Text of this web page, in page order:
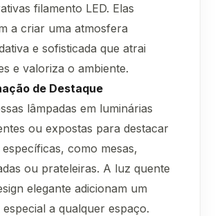
filamento LED. Elas
a criar uma atmosfera
e sofisticada que atrai
e valoriza o ambiente.
de Destaque
lâmpadas em luminárias
ou expostas para destacar
como mesas,
ou prateleiras. A luz quente
elegante adicionam um
a qualquer espaço.